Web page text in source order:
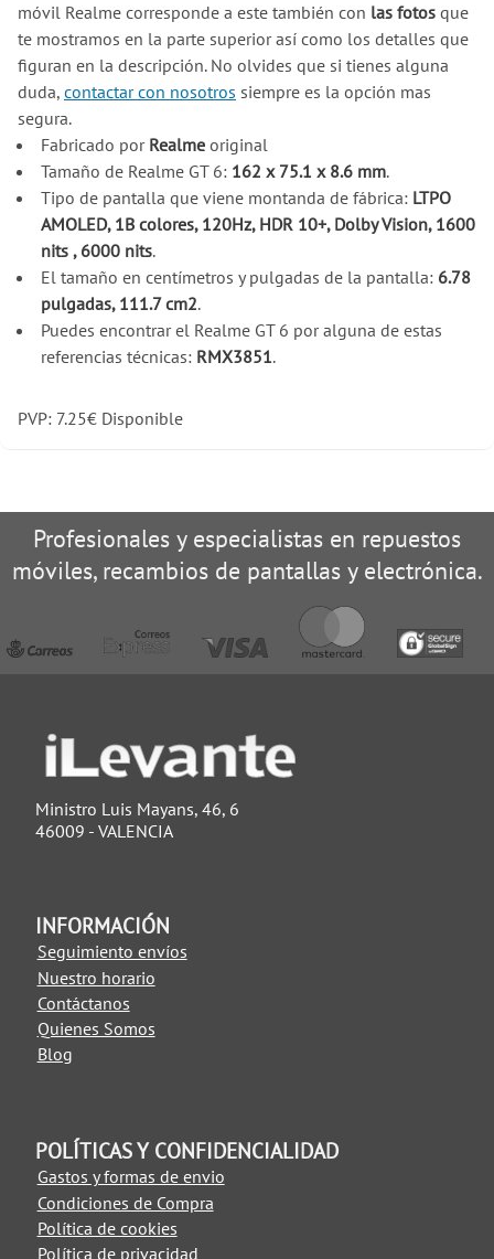
móvil Realme corresponde a este también con las fotos que
te mostramos en la parte superior así como los detalles que
figuran en la descripción. No olvides que si tienes alguna
duda, contactar con nosotros siempre es la opción mas
segura.
Fabricado por Realmeoriginal
Tamaño de Realme GT 6: 162 x 75.1 x 8.6 mm.
Tipo de pantalla que viene montanda de fábrica: LTPO
AMOLED, 1B colores, 120Hz, HDR 10+, Dolby Vision, 1600
nits , 6000 nits.
El tamaño en centímetros y pulgadas de la pantalla: 6.78
pulgadas, 111.7 cm2.
Puedes encontrar el Realme GT 6 por alguna de estas
referencias técnicas: RMX3851.
PVP: 7.25€ Disponible
Profesionales y especialistas en repuestos
móviles, recambios de pantallas y electrónica.
Ministro Luis Mayans, 46, 6
46009 - VALENCIA
INFORMACIÓN
Seguimiento envíos
Nuestro horario
Contáctanos
Quienes Somos
Blog
POLÍTICAS Y CONFIDENCIALIDAD
Gastos y formas de envio
Condiciones de Compra
Política de cookies
Política de privacidad